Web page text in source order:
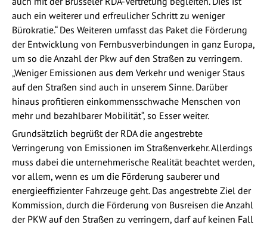
auch ein weiterer und erfreulicher Schritt zu weniger
Bürokratie.“ Des Weiteren umfasst das Paket die Förderung
der Entwicklung von Fernbusverbindungen in ganz Europa,
um so die Anzahl der Pkw auf den Straßen zu verringern.
„Weniger Emissionen aus dem Verkehr und weniger Staus
auf den Straßen sind auch in unserem Sinne. Darüber
hinaus profitieren einkommensschwache Menschen von
mehr und bezahlbarer Mobilität“, so Esser weiter.
Grundsätzlich begrüßt der RDA die angestrebte
Verringerung von Emissionen im Straßenverkehr. Allerdings
muss dabei die unternehmerische Realität beachtet werden,
vor allem, wenn es um die Förderung sauberer und
energieeffizienter Fahrzeuge geht. Das angestrebte Ziel der
Kommission, durch die Förderung von Busreisen die Anzahl
der PKW auf den Straßen zu verringern, darf auf keinen Fall